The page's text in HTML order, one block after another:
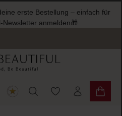
erste Bestellung – einfach für
Newsletter anmelden🎁
Du hast 0